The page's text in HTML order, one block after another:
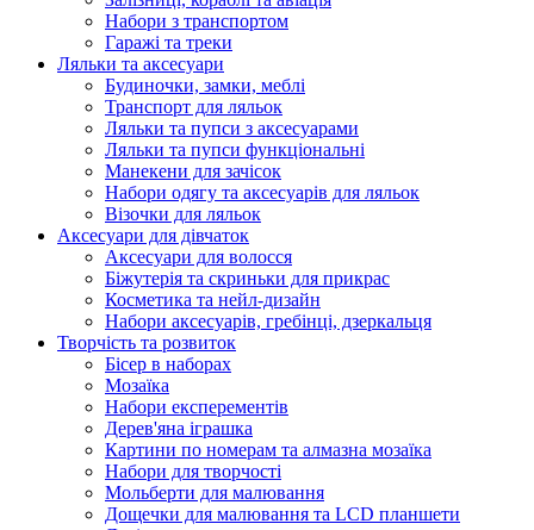
Набори з транспортом
Гаражі та треки
Ляльки та аксесуари
Будиночки, замки, меблі
Транспорт для ляльок
Ляльки та пупси з аксесуарами
Ляльки та пупси функціональні
Манекени для зачісок
Набори одягу та аксесуарів для ляльок
Візочки для ляльок
Аксесуари для дівчаток
Аксесуари для волосся
Біжутерія та скриньки для прикрас
Косметика та нейл-дизайн
Набори аксесуарів, гребінці, дзеркальця
Творчість та розвиток
Бісер в наборах
Мозаїка
Набори експерементів
Дерев'яна іграшка
Картини по номерам та алмазна мозаїка
Набори для творчості
Мольберти для малювання
Дощечки для малювання та LCD планшети